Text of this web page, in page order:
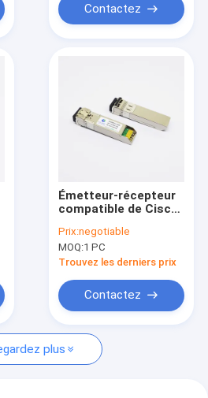
optiques de SFP
de 10G SFP+
Contactez
Émetteur-récepteur
compatible de Cisco
10GBASE-SR SFP+
850nm 300m
Prix:negotiable
MOQ:1 PC
Trouvez les derniers prix
Contactez
plus